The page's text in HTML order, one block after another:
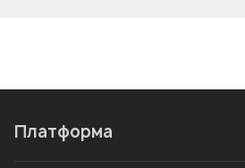
Платформа